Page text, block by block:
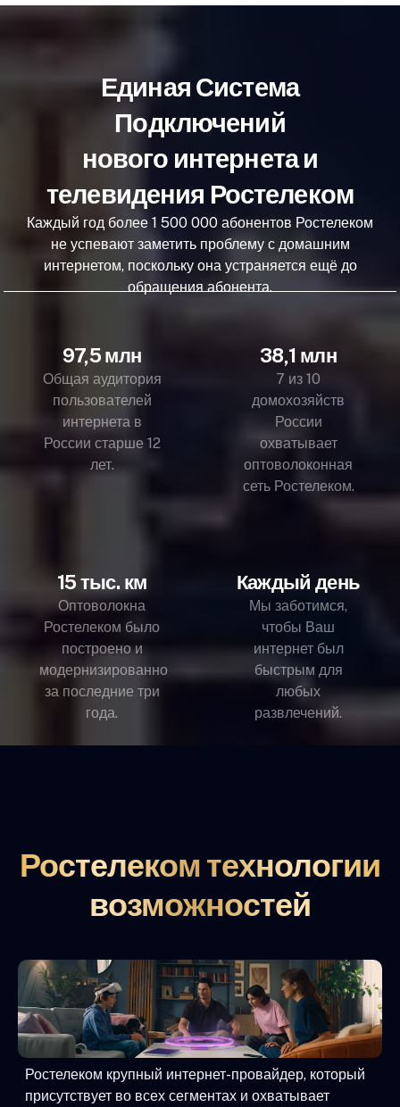
Единая Система
Подключений
нового интернета и
телевидения Ростелеком
Каждый год более 1 500 000 абонентов Ростелеком
не успевают заметить проблему с домашним
интернетом, поскольку она устраняется ещё до
обращения абонента.
97,5 млн
Общая аудитория
пользователей
интернета в
России старше 12
лет.
38,1 млн
7 из 10
домохозяйств
России
охватывает
оптоволоконная
сеть Ростелеком.
15 тыс. км
Оптоволокна
Ростелеком было
построено и
модернизированно
за последние три
года.
Каждый день
Мы заботимся,
чтобы Ваш
интернет был
быстрым для
любых
развлечений.
Ростелеком технологии
возможностей
Ростелеком крупный интернет-провайдер, который
присутствует во всех сегментах и охватывает